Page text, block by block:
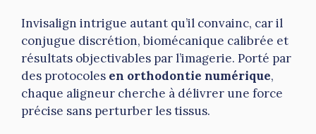
Invisalign intrigue autant qu’il convainc, car il
conjugue discrétion, biomécanique calibrée et
résultats objectivables par l’imagerie. Porté par
des protocoles en orthodontie numérique,
chaque aligneur cherche à délivrer une force
précise sans perturber les tissus.